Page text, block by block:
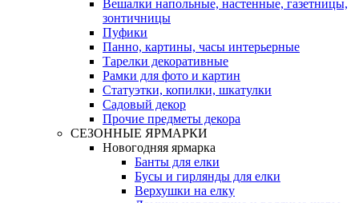
Вешалки напольные, настенные, газетницы,
зонтичницы
Пуфики
Панно, картины, часы интерьерные
Тарелки декоративные
Рамки для фото и картин
Статуэтки, копилки, шкатулки
Садовый декор
Прочие предметы декора
СЕЗОННЫЕ ЯРМАРКИ
Новогодняя ярмарка
Банты для елки
Бусы и гирлянды для елки
Верхушки на елку